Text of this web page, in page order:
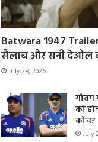
Batwara 1947
सैलाब और सनी देओल
July 28, 2026
गौतम
को
कोच?
July